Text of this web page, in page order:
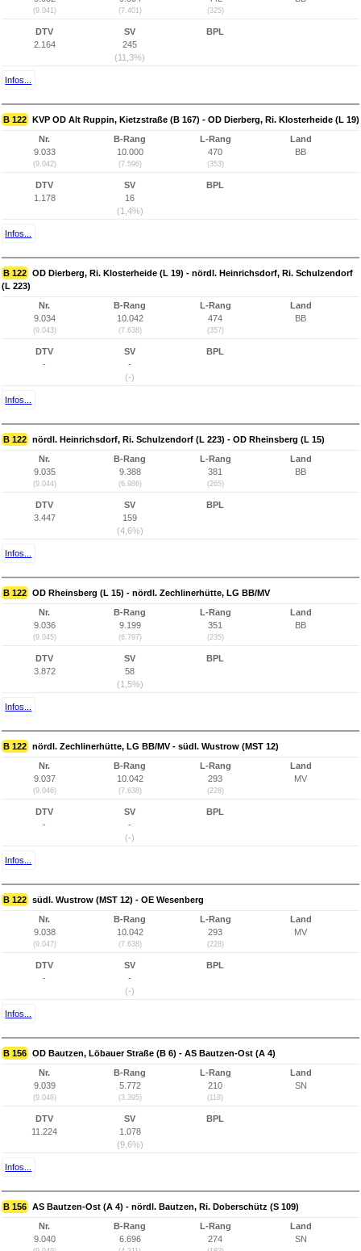
(9.041) (7.401) (325)
DTV
2.164
SV
245
(11,3%)
BPL
Infos...
B 122 KVP OD Alt Ruppin, Kietzstraße (B 167) - OD Dierberg, Ri. Klosterheide (L 19)
Nr.
9.033
(9.042)
B-Rang
10.000
(7.596)
L-Rang
470
(353)
Land
BB
DTV
1.178
SV
16
(1,4%)
BPL
Infos...
B 122 OD Dierberg, Ri. Klosterheide (L 19) - nördl. Heinrichsdorf, Ri. Schulzendorf
(L 223)
Nr.
9.034
(9.043)
B-Rang
10.042
(7.638)
L-Rang
474
(357)
Land
BB
DTV
-
SV
-
(-)
BPL
Infos...
B 122 nördl. Heinrichsdorf, Ri. Schulzendorf (L 223) - OD Rheinsberg (L 15)
Nr.
9.035
(9.044)
B-Rang
9.388
(6.986)
L-Rang
381
(265)
Land
BB
DTV
3.447
SV
159
(4,6%)
BPL
Infos...
B 122 OD Rheinsberg (L 15) - nördl. Zechlinerhütte, LG BB/MV
Nr.
9.036
(9.045)
B-Rang
9.199
(6.797)
L-Rang
351
(235)
Land
BB
DTV
3.872
SV
58
(1,5%)
BPL
Infos...
B 122 nördl. Zechlinerhütte, LG BB/MV - südl. Wustrow (MST 12)
Nr.
9.037
(9.046)
B-Rang
10.042
(7.638)
L-Rang
293
(228)
Land
MV
DTV
-
SV
-
(-)
BPL
Infos...
B 122 südl. Wustrow (MST 12) - OE Wesenberg
Nr.
9.038
(9.047)
B-Rang
10.042
(7.638)
L-Rang
293
(228)
Land
MV
DTV
-
SV
-
(-)
BPL
Infos...
B 156 OD Bautzen, Löbauer Straße (B 6) - AS Bautzen-Ost (A 4)
Nr.
9.039
(9.048)
B-Rang
5.772
(3.395)
L-Rang
210
(118)
Land
SN
DTV
11.224
SV
1.078
(9,6%)
BPL
Infos...
B 156 AS Bautzen-Ost (A 4) - nördl. Bautzen, Ri. Doberschütz (S 109)
Nr.
9.040
B-Rang
6.696
L-Rang
274
Land
SN